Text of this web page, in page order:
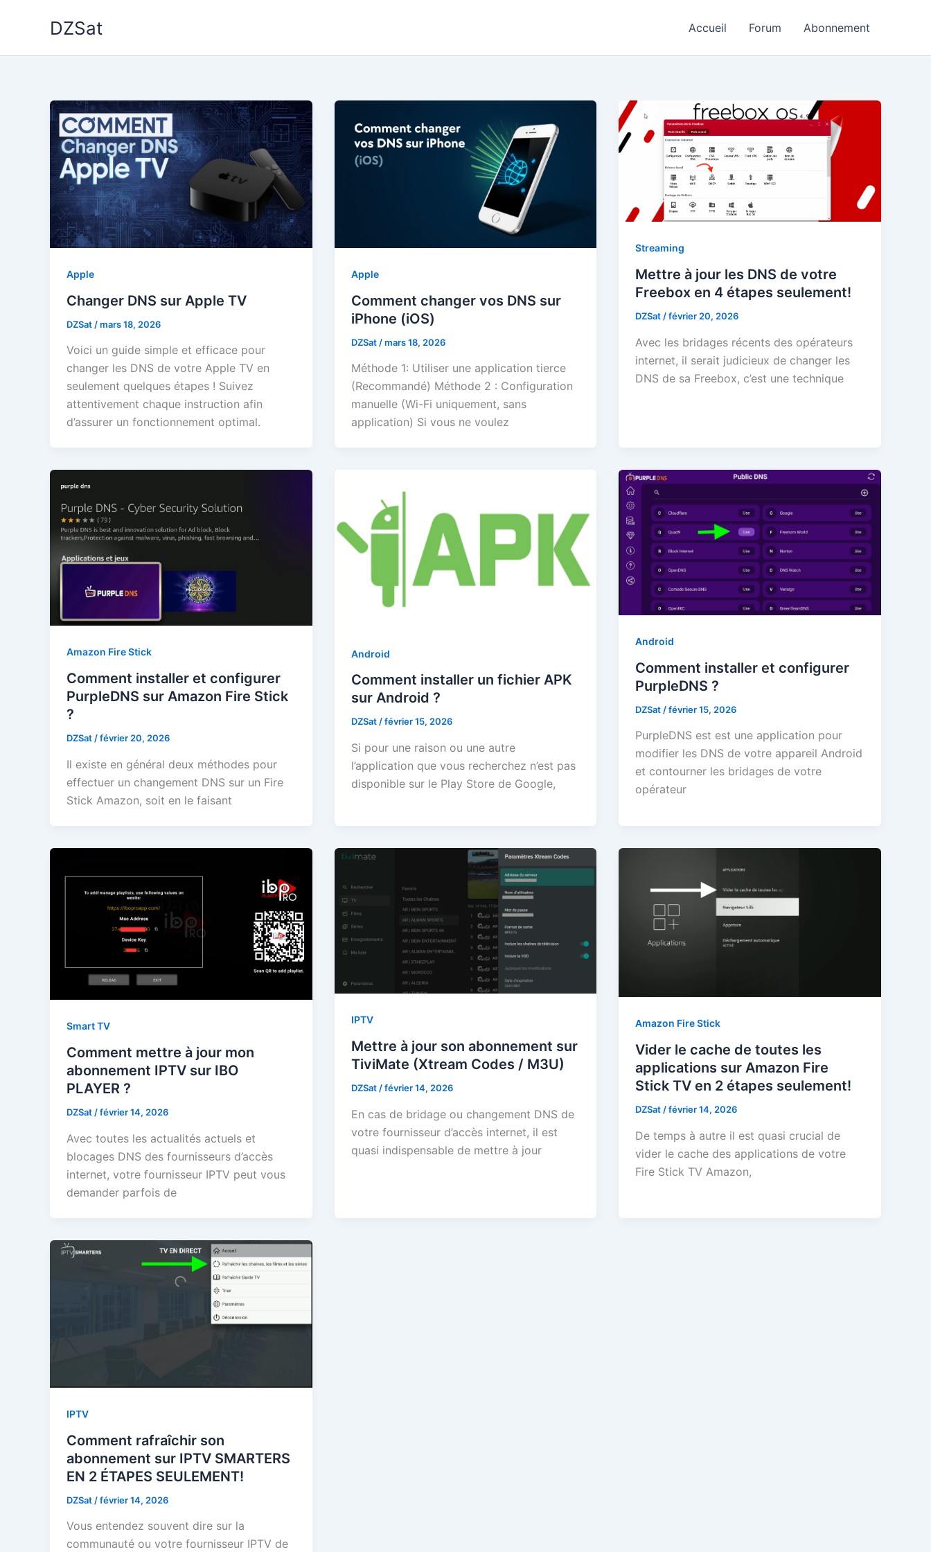
DZSat Accueil Forum Abonnement
Apple
Changer DNS sur Apple TV
DZSat /mars 18, 2026
Voici un guide simple et efficace pour
changer les DNS de votre Apple TV en
seulement quelques étapes ! Suivez
attentivement chaque instruction afin
d’assurer un fonctionnement optimal.
Apple
Comment changer vos DNS sur
iPhone (iOS)
DZSat /mars 18, 2026
Méthode 1: Utiliser une application tierce
(Recommandé) Méthode 2 : Configuration
manuelle (Wi-Fi uniquement, sans
application) Si vous ne voulez
Streaming
Mettre à jour les DNS de votre
Freebox en 4 étapes seulement!
DZSat /février 20, 2026
Avec les bridages récents des opérateurs
internet, il serait judicieux de changer les
DNS de sa Freebox, c’est une technique
Amazon Fire Stick
Comment installer et configurer
PurpleDNS sur Amazon Fire Stick
?
DZSat /février 20, 2026
Il existe en général deux méthodes pour
effectuer un changement DNS sur un Fire
Stick Amazon, soit en le faisant
Android
Comment installer un fichier APK
sur Android ?
DZSat/février 15, 2026
Si pour une raison ou une autre
l’application que vous recherchez n’est pas
disponible sur le Play Store de Google,
Android
Comment installer et configurer
PurpleDNS ?
DZSat /février 15, 2026
PurpleDNS est est une application pour
modifier les DNS de votre appareil Android
et contourner les bridages de votre
opérateur
Smart TV
Comment mettre à jour mon
abonnement IPTV sur IBO
PLAYER ?
DZSat /février 14, 2026
Avec toutes les actualités actuels et
blocages DNS des fournisseurs d’accès
internet, votre fournisseur IPTV peut vous
demander parfois de
IPTV
Mettre à jour son abonnement sur
TiviMate (Xtream Codes / M3U)
DZSat /février 14, 2026
En cas de bridage ou changement DNS de
votre fournisseur d’accès internet, il est
quasi indispensable de mettre à jour
Amazon Fire Stick
Vider le cache de toutes les
applications sur Amazon Fire
Stick TV en 2 étapes seulement!
DZSat /février 14, 2026
De temps à autre il est quasi crucial de
vider le cache des applications de votre
Fire Stick TV Amazon,
IPTV
Comment rafraîchir son
abonnement sur IPTV SMARTERS
EN 2 ÉTAPES SEULEMENT!
DZSat /février 14, 2026
Vous entendez souvent dire sur la
communauté ou votre fournisseur IPTV de